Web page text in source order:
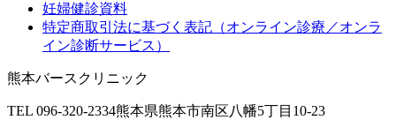
妊婦健診資料
特定商取引法に基づく表記（オンライン診療／オンラ
イン診断サービス）
熊本バースクリニック
TEL 096-320-2334熊本県熊本市南区八幡5丁目10-23